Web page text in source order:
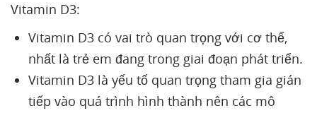
Vitamin D3:
Vitamin D3 có vai trò quan trọng với cơ thể,
nhất là trẻ em đang trong giai đoạn phát triển.
Vitamin D3 là yếu tố quan trọng tham gia gián
tiếp vào quá trình hình thành nên các mô